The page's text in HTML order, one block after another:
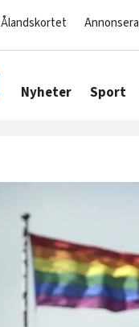
Ålandskortet Annonsera
Nyheter Sport